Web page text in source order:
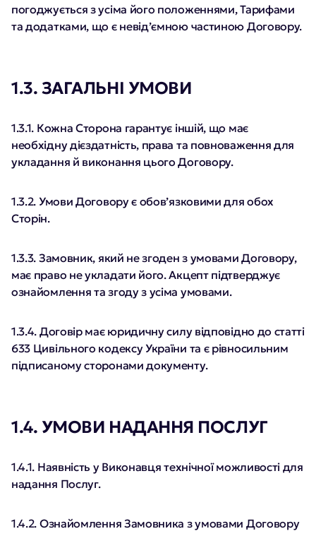
погоджується з усіма його положеннями, Тарифами
та додатками, що є невід’ємною частиною Договору.
1.3. ЗАГАЛЬНІ УМОВИ
1.3.1. Кожна Сторона гарантує іншій, що має
необхідну дієздатність, права та повноваження для
укладання й виконання цього Договору.
1.3.2. Умови Договору є обов’язковими для обох
Сторін.
1.3.3. Замовник, який не згоден з умовами Договору,
має право не укладати його. Акцепт підтверджує
ознайомлення та згоду з усіма умовами.
1.3.4. Договір має юридичну силу відповідно до статті
633 Цивільного кодексу України та є рівносильним
підписаному сторонами документу.
1.4. УМОВИ НАДАННЯ ПОСЛУГ
1.4.1. Наявність у Виконавця технічної можливості для
надання Послуг.
1.4.2. Ознайомлення Замовника з умовами Договору